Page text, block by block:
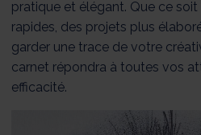
pratique et élégant. Que ce
rapides, des projets plus
garder une trace de votre
carnet répondra à toutes vos
efficacité.